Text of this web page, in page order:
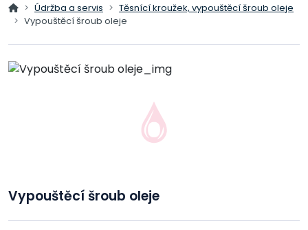
Údržba a servis
Těsnící kroužek, vypouštěcí šroub oleje
Vypouštěcí šroub oleje
Vypouštěcí šroub oleje